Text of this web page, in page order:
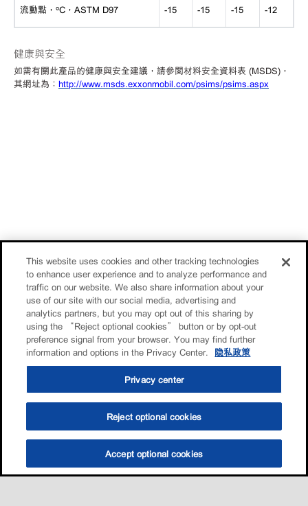
流動點， ºC，ASTM D97 -15 -15 -15 -12
健康與安全
如需有關此產品的健康與安全建議，請參閱材料安全資料表 (MSDS)，
其網址為： http://www.msds.exxonmobil.com/psims/psims.aspx
This website uses cookies and other tracking technologies
to enhance user experience and to analyze performance and
traffic on our website. We also share information about your
use of our site with our social media, advertising and
analytics partners, but you may opt out of this sharing by
using the “Reject optional cookies” button or by opt-out
preference signal from your browser. You may find further
information and options in the Privacy Center.
隐私政策
Privacy center
Reject optional cookies
Accept optional cookies